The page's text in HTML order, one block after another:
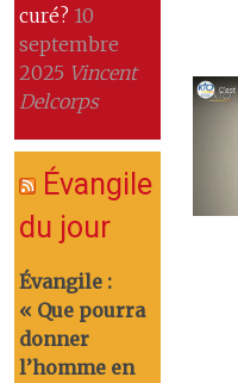
curé? 10
septembre
2025 Vincent
Delcorps
Évangile
du jour
Évangile :
« Que pourra
donner
l’homme en